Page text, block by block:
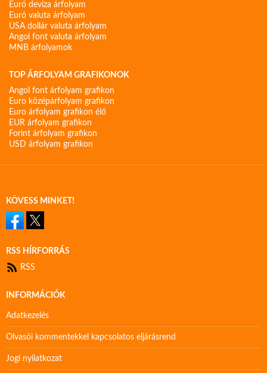
Euró deviza árfolyam
Euró valuta árfolyam
USA dollár valuta árfolyam
Angol font valuta árfolyam
MNB árfolyamok
TOP ÁRFOLYAM GRAFIKONOK
Angol font árfolyam grafikon
Euro középárfolyam grafikon
Euro árfolyam grafikon élő
EUR árfolyam grafikon
Forint árfolyam grafikon
USD árfolyam grafikon
KÖVESS MINKET!
RSS HÍRFORRÁS
RSS
INFORMÁCIÓK
Adatkezelés
Olvasói kommentekkel kapcsolatos eljárásrend
Jogi nyilatkozat